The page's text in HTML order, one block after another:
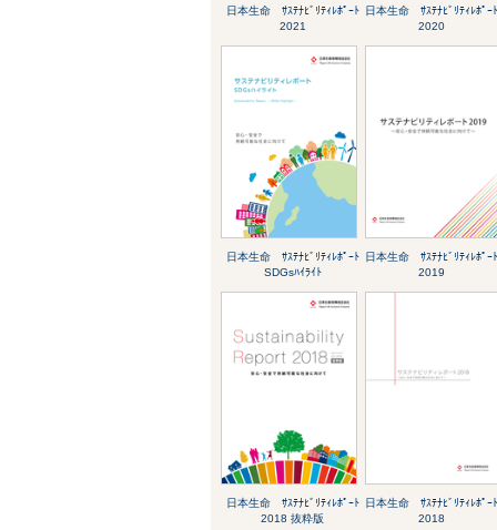
日本生命 ｻｽﾃﾅﾋﾞﾘﾃｨﾚﾎﾟｰﾄ
2021
日本生命 ｻｽﾃﾅﾋﾞﾘﾃｨﾚﾎﾟｰ
2020
日本生命 ｻｽﾃﾅﾋﾞﾘﾃｨﾚﾎﾟｰﾄ
SDGsﾊｲﾗｲﾄ
日本生命 ｻｽﾃﾅﾋﾞﾘﾃｨﾚﾎﾟｰ
2019
日本生命 ｻｽﾃﾅﾋﾞﾘﾃｨﾚﾎﾟｰﾄ
2018 抜粋版
日本生命 ｻｽﾃﾅﾋﾞﾘﾃｨﾚﾎﾟｰ
2018